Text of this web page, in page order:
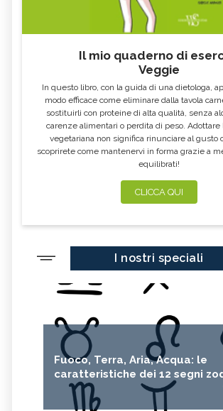
Il mio quaderno di
Veggie
In questo libro, con la guida di una dietologa,
modo efficace come eliminare dalla tavola
sostituirli con proteine di alta qualità, senza
carenze alimentari o perdita di peso.
vegetariana non significa rinunciare al gusto
scoprirete come mantenervi in forma grazie a
equilibrati!
CLICCA QUI
I nostri speciali
Fuoco, Terra, Aria, Acqua: le
caratteristiche dei 12 segni